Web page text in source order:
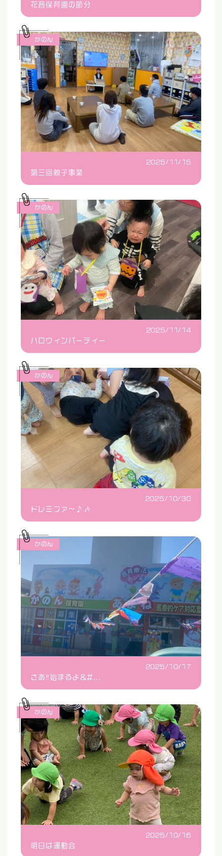
花音保育園の節分
2025/11/15
第三回親子事業
かのん
2025/11/14
ハロウィンパーティー
かのん
2025/10/30
ドレミファ〜♪🎶
かのん
2025/10/17
さあ‼️始まるよ&#...
かのん
2025/10/16
明日は運動会
かのん